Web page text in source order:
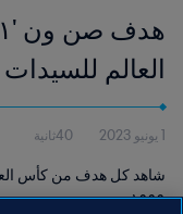
الأمريكية ١٩٩٩
1 يونيو 2023 40ثانية
١٩٩٩.